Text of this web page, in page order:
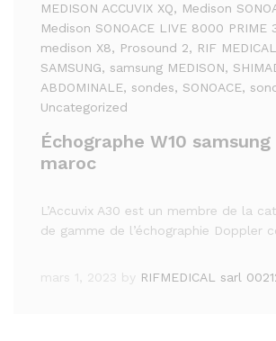
MEDISON ACCUVIX XQ, Medison
Medison SONOACE LIVE 8000 PRIME
medison X8, Prosound 2, RIF MEDICAL
SAMSUNG, samsung MEDISON,
ABDOMINALE, sondes, SONOACE,
Uncategorized
Échographe W10
maroc
L’Accuvix A30 est un membre de la
de gamme de l’échographie Doppler
mars 1, 2023 by RIFMEDICAL sarl